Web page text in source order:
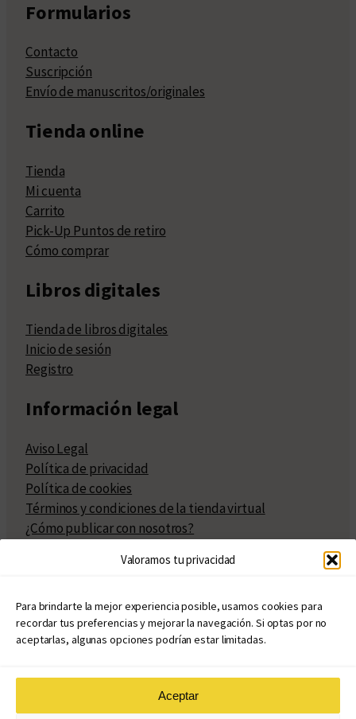
Valoramos tu privacidad
Para brindarte la mejor experiencia posible, usamos cookies para
recordar tus preferencias y mejorar la navegación. Si optas por no
aceptarlas, algunas opciones podrían estar limitadas.
Aceptar
Formularios
Contacto
Suscripción
Envío de manuscritos/originales
Tienda online
Tienda
Mi cuenta
Carrito
Pick-Up Puntos de retiro
Cómo comprar
Libros digitales
Tienda de libros digitales
Inicio de sesión
Registro
Información legal
Aviso Legal
Política de privacidad
Política de cookies
Términos y condiciones de la tienda virtual
¿Cómo publicar con nosotros?
Políticas de publicación
Políticas de coedición
Atribuciones